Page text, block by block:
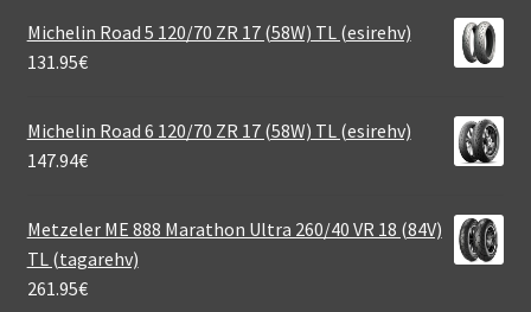
Michelin Road 5 120/70 ZR 17 (58W) TL (esirehv)
131.95€
Michelin Road 6 120/70 ZR 17 (58W) TL (esirehv)
147.94€
Metzeler ME 888 Marathon Ultra 260/40 VR 18 (84V)
TL (tagarehv)
261.95€